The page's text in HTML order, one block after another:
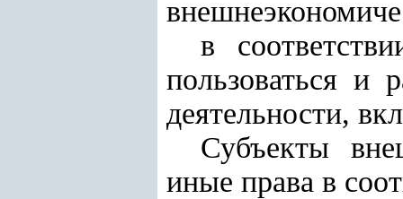
в
пользоваться и
деятельности,
Субъекты
иные права в